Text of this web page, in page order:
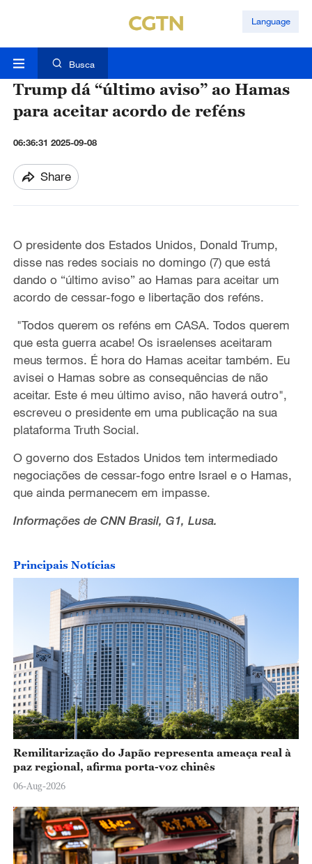
Language
Busca
Trump dá “último aviso” ao Hamas
para aceitar acordo de reféns
06:36:31 2025-09-08
Share
O presidente dos Estados Unidos, Donald Trump,
disse nas redes sociais no domingo (7) que está
dando o “último aviso” ao Hamas para aceitar um
acordo de cessar-fogo e libertação dos reféns.
"Todos querem os reféns em CASA. Todos querem
que esta guerra acabe! Os israelenses aceitaram
meus termos. É hora do Hamas aceitar também. Eu
avisei o Hamas sobre as consequências de não
aceitar. Este é meu último aviso, não haverá outro",
escreveu o presidente em uma publicação na sua
plataforma Truth Social.
O governo dos Estados Unidos tem intermediado
negociações de cessar-fogo entre Israel e o Hamas,
que ainda permanecem em impasse.
Informações de CNN Brasil, G1, Lusa.
Principais Notícias
Remilitarização do Japão representa ameaça real à
paz regional, afirma porta-voz chinês
06-Aug-2026